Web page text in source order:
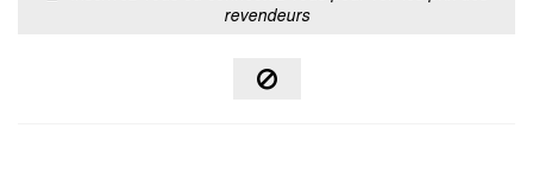
revendeurs